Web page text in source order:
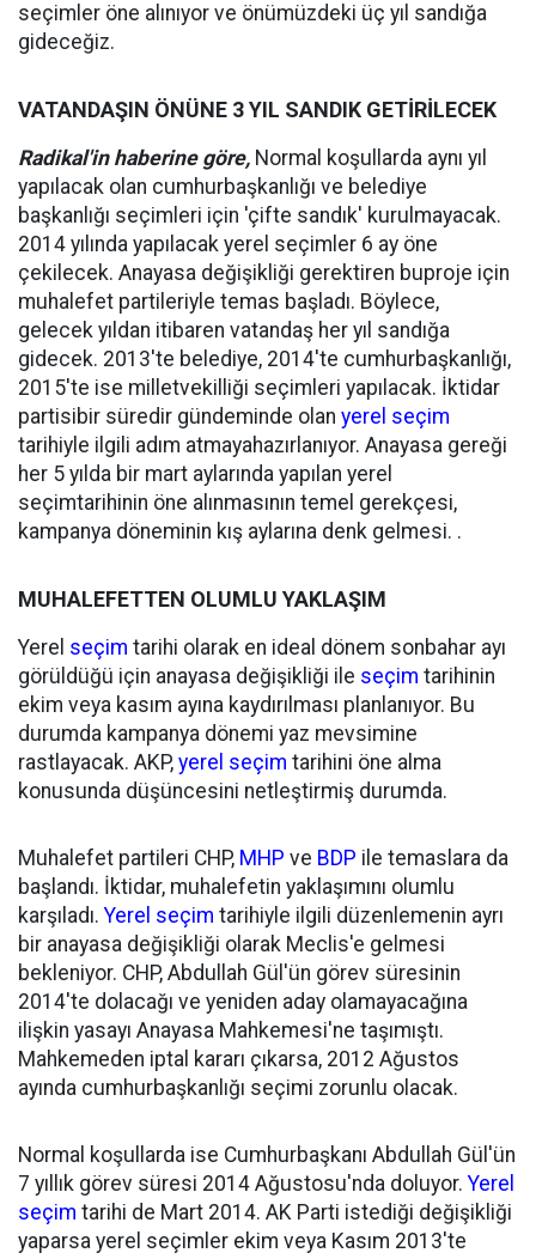
seçimler öne alınıyor ve önümüzdeki üç yıl sandığa
gideceğiz.
VATANDAŞIN ÖNÜNE 3 YIL SANDIK GETİRİLECEK
Radikal'in haberine göre, Normal koşullarda aynı yıl
yapılacak olan cumhurbaşkanlığı ve belediye
başkanlığı seçimleri için 'çifte sandık' kurulmayacak.
2014 yılında yapılacak yerel seçimler 6 ay öne
çekilecek. Anayasa değişikliği gerektiren buproje için
muhalefet partileriyle temas başladı. Böylece,
gelecek yıldan itibaren vatandaş her yıl sandığa
gidecek. 2013'te belediye, 2014'te cumhurbaşkanlığı,
2015'te ise milletvekilliği seçimleri yapılacak. İktidar
partisibir süredir gündeminde olan yerel seçim
tarihiyle ilgili adım atmayahazırlanıyor. Anayasa gereği
her 5 yılda bir mart aylarında yapılan yerel
seçimtarihinin öne alınmasının temel gerekçesi,
kampanya döneminin kış aylarına denk gelmesi. .
MUHALEFETTEN OLUMLU YAKLAŞIM
Yerel seçim tarihi olarak en ideal dönem sonbahar ayı
görüldüğü için anayasa değişikliği ile seçim tarihinin
ekim veya kasım ayına kaydırılması planlanıyor. Bu
durumda kampanya dönemi yaz mevsimine
rastlayacak. AKP, yerel seçim tarihini öne alma
konusunda düşüncesini netleştirmiş durumda.
Muhalefet partileri CHP, MHP ve BDP ile temaslara da
başlandı. İktidar, muhalefetin yaklaşımını olumlu
karşıladı.Yerel seçim tarihiyle ilgili düzenlemenin ayrı
bir anayasa değişikliği olarak Meclis'e gelmesi
bekleniyor. CHP, Abdullah Gül'ün görev süresinin
2014'te dolacağı ve yeniden aday olamayacağına
ilişkin yasayı Anayasa Mahkemesi'ne taşımıştı.
Mahkemeden iptal kararı çıkarsa, 2012 Ağustos
ayında cumhurbaşkanlığı seçimi zorunlu olacak.
Normal koşullarda ise Cumhurbaşkanı Abdullah Gül'ün
7 yıllık görev süresi 2014 Ağustosu'nda doluyor.Yerel
seçim tarihi de Mart 2014. AK Parti istediği değişikliği
yaparsa yerel seçimler ekim veya Kasım 2013'te